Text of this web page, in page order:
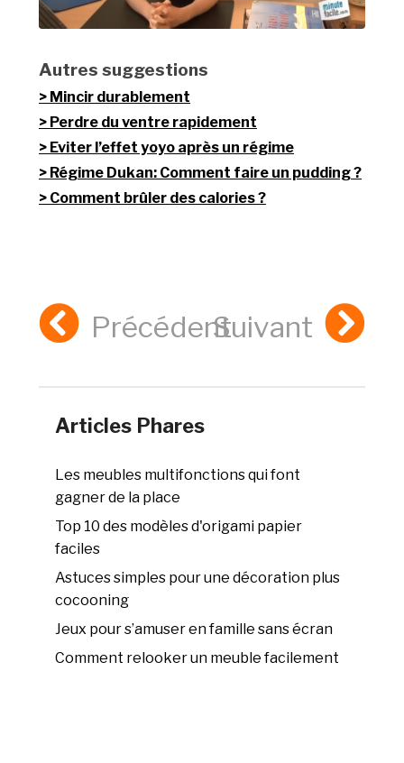
Autres suggestions
Mincir durablement
Perdre du ventre rapidement
Eviter l’effet yoyo après un régime
Régime Dukan: Comment faire un pudding ?
Comment brûler des calories ?
PrécédentSuivant
Articles Phares
Les meubles multifonctions qui font
gagner de la place
Top 10 des modèles d'origami papier
faciles
Astuces simples pour une décoration plus
cocooning
Jeux pour s’amuser en famille sans écran
Comment relooker un meuble facilement